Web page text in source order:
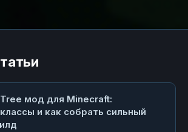
мод для Minecraft:
и как собрать сильный